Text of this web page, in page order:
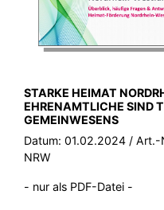
BROSCHÜRE:
STARKE HEIMAT
EHRENAMTLICHE SIND
GEMEINWESENS
Datum: 01.02.2024 / Art.-
NRW
- nur als PDF-Datei -